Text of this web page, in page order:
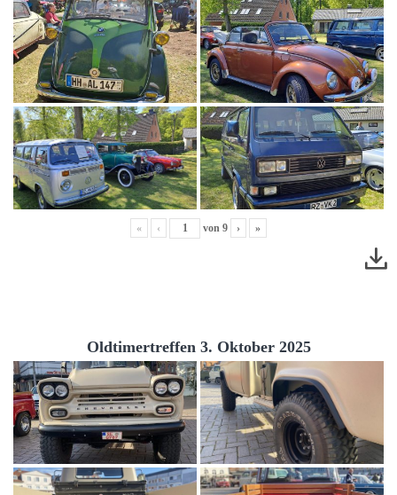
« ‹ von 9 › »
Oldtimertreffen 3. Oktober 2025